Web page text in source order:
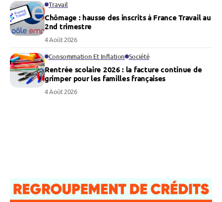
Travail
Chômage : hausse des inscrits à France Travail au
2nd trimestre
4 Août 2026
Consommation Et Inflation Société
Rentrée scolaire 2026 : la facture continue de
grimper pour les familles françaises
4 Août 2026